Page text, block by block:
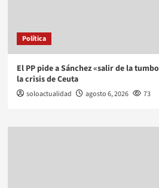
Política
El PP pide a Sánchez «salir de la
la crisis de Ceuta
soloactualidad agosto 6, 2026 73